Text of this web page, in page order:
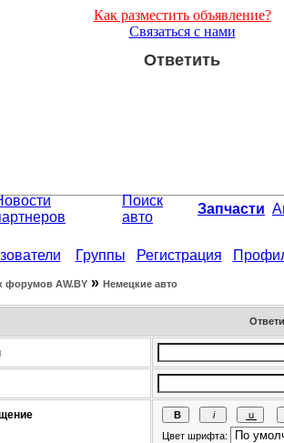
Как разместить объявление?
Связаться с нами
Ответить
Поиск
авто
Запчасти
Группы Регистрация
форумов АW.BY» Немецкие авто
Цвет шрифта: